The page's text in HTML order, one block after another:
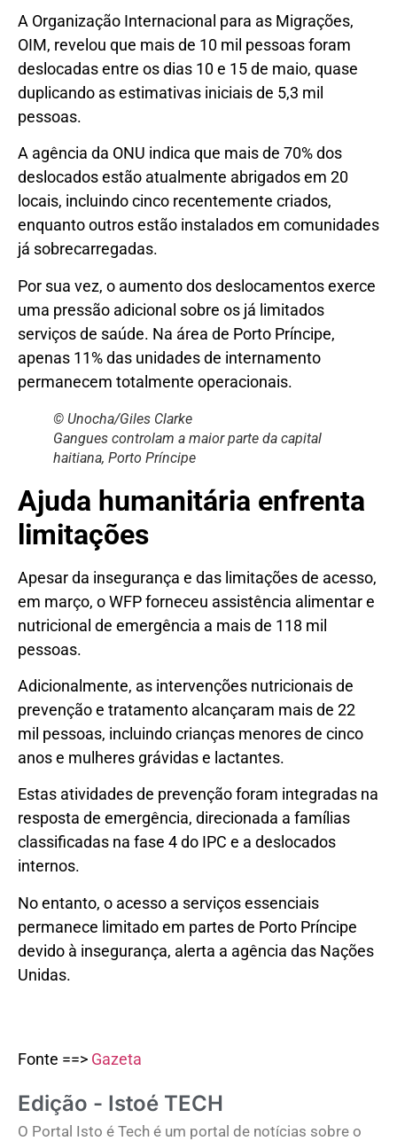
A Organização Internacional para as Migrações,
OIM, revelou que mais de 10 mil pessoas foram
deslocadas entre os dias 10 e 15 de maio, quase
duplicando as estimativas iniciais de 5,3 mil
pessoas.
A agência da ONU indica que mais de 70% dos
deslocados estão atualmente abrigados em 20
locais, incluindo cinco recentemente criados,
enquanto outros estão instalados em comunidades
já sobrecarregadas.
Por sua vez, o aumento dos deslocamentos exerce
uma pressão adicional sobre os já limitados
serviços de saúde. Na área de Porto Príncipe,
apenas 11% das unidades de internamento
permanecem totalmente operacionais.
© Unocha/Giles Clarke
Gangues controlam a maior parte da capital
haitiana, Porto Príncipe
Ajuda humanitária enfrenta
limitações
Apesar da insegurança e das limitações de acesso,
em março, o WFP forneceu assistência alimentar e
nutricional de emergência a mais de 118 mil
pessoas.
Adicionalmente, as intervenções nutricionais de
prevenção e tratamento alcançaram mais de 22
mil pessoas, incluindo crianças menores de cinco
anos e mulheres grávidas e lactantes.
Estas atividades de prevenção foram integradas na
resposta de emergência, direcionada a famílias
classificadas na fase 4 do IPC e a deslocados
internos.
No entanto, o acesso a serviços essenciais
permanece limitado em partes de Porto Príncipe
devido à insegurança, alerta a agência das Nações
Unidas.
Fonte ==> Gazeta
Edição - Istoé TECH
O Portal Isto é Tech é um portal de notícias sobre o